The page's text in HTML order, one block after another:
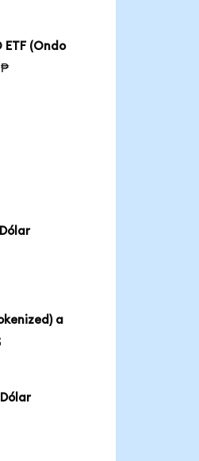
ETF (Ondo
₱
a